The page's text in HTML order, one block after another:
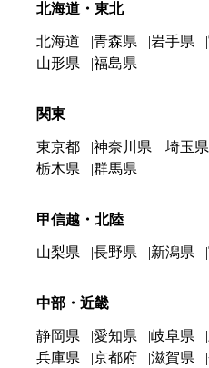
北海道・東北
北海道 青森県 岩手県
山形県
福島県
関東
東京都 神奈川県 埼玉県
栃木県
群馬県
甲信越・北陸
山梨県 長野県 新潟県
中部・近畿
静岡県 愛知県 岐阜県
兵庫県
京都府 滋賀県